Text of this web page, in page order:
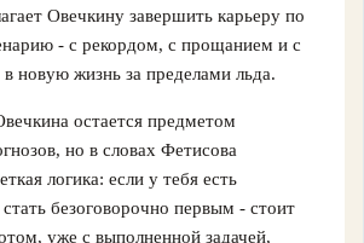
Овечкину завершить карьеру по
- с рекордом, с прощанием и с
новую жизнь за пределами льда.
остается предметом
но в словах Фетисова
логика: если у тебя есть
безоговорочно первым - стоит
уже с выполненной задачей,